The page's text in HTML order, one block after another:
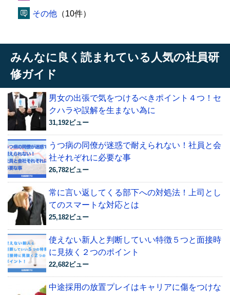
その他 （10件）
みんなに良く読まれている人気の社員研
修ガイド
男女の出張で気をつけるべきポイント４つ！セ
クハラや誤解を生まない為に
31,192ビュー
うつ病の同僚が迷惑で耐えられない！社員と会
社それぞれに必要な事
26,782ビュー
常に言い返してくる部下への対処法！上司とし
てのスマートな対応とは
25,182ビュー
使えない新人と判断していい特徴５つと面接時
に見抜く２つのポイント
22,682ビュー
中途採用の放置プレイはキャリアに傷をつけな